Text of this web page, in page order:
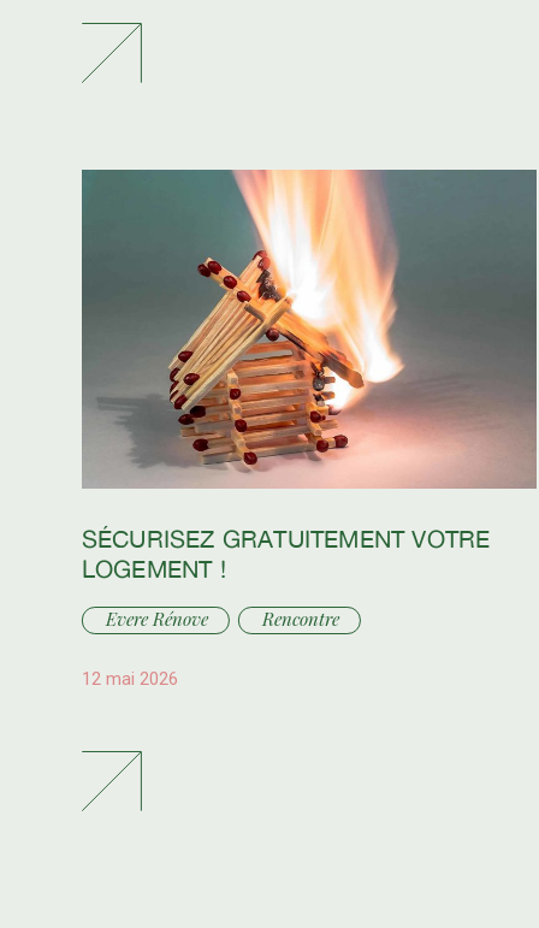
SÉCURISEZ GRATUITEMENT VOTRE
LOGEMENT !
Evere Rénove Rencontre
12 mai 2026